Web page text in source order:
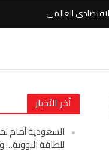
العالمى
أخر الأخبار
السعودية أمام
للطاقة النووية…